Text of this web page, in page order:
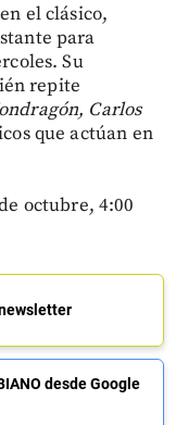
el clásico,
para
Su
repite
Carlos
que actúan en
octubre, 4:00
desde Google